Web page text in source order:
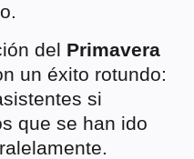
del Primavera
un éxito rotundo:
si
que se han ido